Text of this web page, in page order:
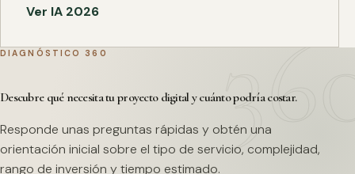
Ver IA 2026
DIAGNÓSTICO 360
Descubre qué necesita tu proyecto digital y cuánto podría costar.
Responde unas preguntas rápidas y obtén una
orientación inicial sobre el tipo de servicio, complejidad,
rango de inversión y tiempo estimado.